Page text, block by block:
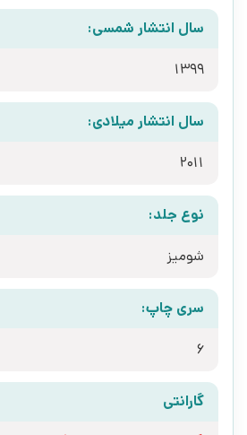
سال انتشار شمسی:
1399
سال انتشار میلادی:
2011
نوع جلد:
شومیز
سری چاپ:
6
گارانتی